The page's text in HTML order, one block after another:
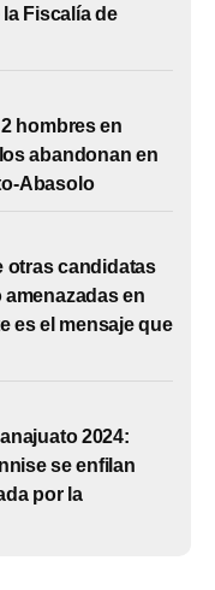
Fiscalía de
hombres en
abandonan en
Abasolo
otras candidatas
en
es el mensaje que
2024:
se enfilan
por la